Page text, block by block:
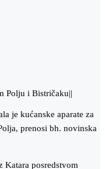
Polju i Bistričaku||
je kućanske aparate za
prenosi bh. novinska
Katara posredstvom